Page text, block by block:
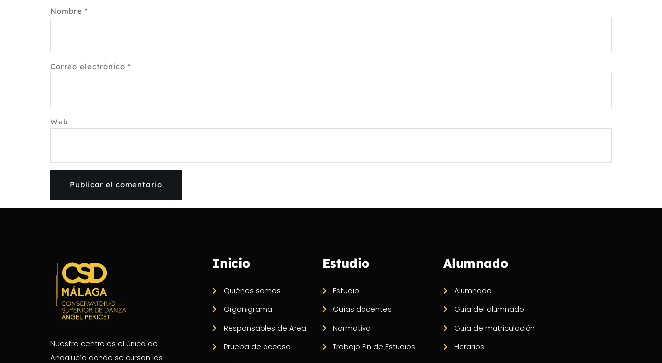
Nombre *
Correo electrónico *
Web
Nuestro centro es el único de
Andalucía donde se cursan los
Inicio
Quiénes somos
Organigrama
Responsables de Área
Prueba de acceso
Estudio
Estudio
Guías docentes
Normativa
Trabajo Fin de Estudios
Alumnado
Alumnado
Guía del alumnado
Guía de matriculación
Horarios